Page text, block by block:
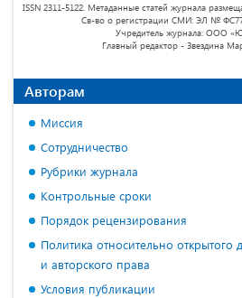
ISSN 2311-5122. Метаданные статей журнала
Св-во о регистрации СМИ: ЭЛ № ФС77-
Учредитель журнала: ООО
Главный редактор - Звездина
Авторам
Миссия
Сотрудничество
Рубрики журнала
Контрольные сроки
Порядок рецензирования
Политика относительно открытого
и авторского права
Условия публикации